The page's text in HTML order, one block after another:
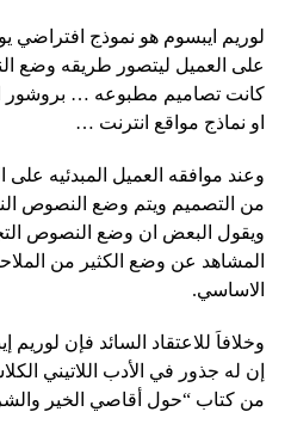
لوريم ايبسوم هو نموذج
على العميل ليتصور طريقه وضع
كانت تصاميم مطبوعه … بروشور
او نماذج مواقع انترنت …
وعند موافقه العميل المبدئيه على
من التصميم ويتم وضع النصوص
ويقول البعض ان وضع النصوص
المشاهد عن وضع الكثير من
الاساسي.
وخلافاَ للاعتقاد السائد فإن
إن له جذور في الأدب اللاتيني
من كتاب “حول أقاصي الخير